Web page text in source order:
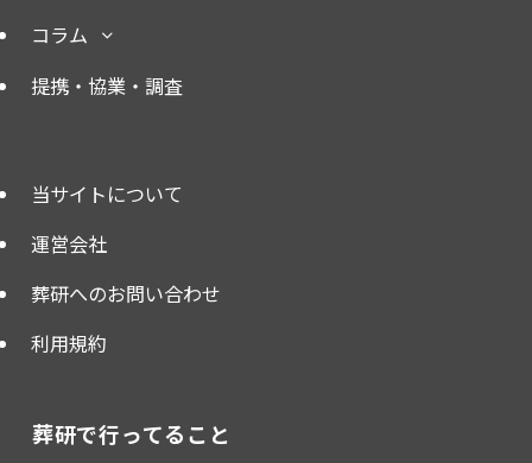
コラム
提携・協業・調査
当サイトについて
運営会社
葬研へのお問い合わせ
利用規約
葬研で行ってること